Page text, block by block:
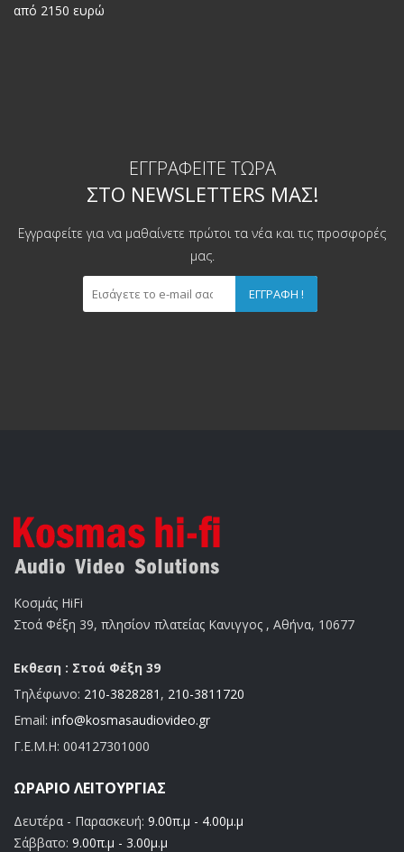
από 2150 ευρώ
ΕΓΓΡΑΦΕΊΤΕ ΤΏΡΑ
ΣΤΟ NEWSLETTERS ΜΑΣ!
Εγγραφείτε για να μαθαίνετε πρώτοι τα νέα και τις προσφορές
μας.
ΕΓΓΡΑΦΉ !
Κοσμάς HiFi
Στοά Φέξη 39, πλησίον πλατείας Κανιγγος , Αθήνα, 10677
Εκθεση : Στοά Φέξη 39
Τηλέφωνο: 210-3828281 , 210-3811720
Email: info@kosmasaudiovideo.gr
Γ.Ε.Μ.Η: 004127301000
ΩΡΆΡΙΟ ΛΕΙΤΟΥΡΓΊΑΣ
Δευτέρα - Παρασκευή: 9.00π.μ - 4.00μ.μ
Σάββατο: 9.00π.μ - 3.00μ.μ